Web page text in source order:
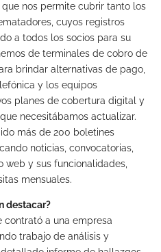
nos permite cubrir tanto los
cuyos registros
a todos los socios para su
de terminales de cobro de
brindar alternativas de pago,
y los equipos
planes de cobertura digital y
necesitábamos actualizar.
más de 200 boletines
noticias, convocatorias,
web y sus funcionalidades,
mensuales.
destacar?
contrató a una empresa
trabajo de análisis y